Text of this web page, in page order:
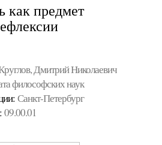
как предмет
Дмитрий Николаевич
философских наук
Санкт-Петербург
09.00.01